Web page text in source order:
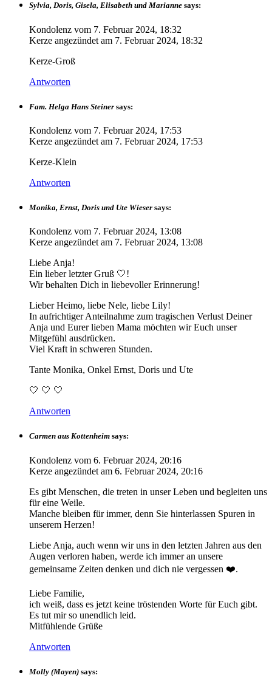
Sylvia, Doris, Gisela, Elisabeth und Marianne says:
Kondolenz vom 7. Februar 2024, 18:32
Kerze angezündet am 7. Februar 2024, 18:32
Kerze-Groß
Antworten
Fam. Helga Hans Steiner says:
Kondolenz vom 7. Februar 2024, 17:53
Kerze angezündet am 7. Februar 2024, 17:53
Kerze-Klein
Antworten
Monika, Ernst, Doris und Ute Wieser says:
Kondolenz vom 7. Februar 2024, 13:08
Kerze angezündet am 7. Februar 2024, 13:08
Liebe Anja!
Ein lieber letzter Gruß 🤍!
Wir behalten Dich in liebevoller Erinnerung!
Lieber Heimo, liebe Nele, liebe Lily!
In aufrichtiger Anteilnahme zum tragischen Verlust Deiner
Anja und Eurer lieben Mama möchten wir Euch unser
Mitgefühl ausdrücken.
Viel Kraft in schweren Stunden.
Tante Monika, Onkel Ernst, Doris und Ute
🤍 🤍 🤍
Antworten
Carmen aus Kottenheim says:
Kondolenz vom 6. Februar 2024, 20:16
Kerze angezündet am 6. Februar 2024, 20:16
Es gibt Menschen, die treten in unser Leben und begleiten uns
für eine Weile.
Manche bleiben für immer, denn Sie hinterlassen Spuren in
unserem Herzen!
Liebe Anja, auch wenn wir uns in den letzten Jahren aus den
Augen verloren haben, werde ich immer an unsere
gemeinsame Zeiten denken und dich nie vergessen ❤️.
Liebe Familie,
ich weiß, dass es jetzt keine tröstenden Worte für Euch gibt.
Es tut mir so unendlich leid.
Mitfühlende Grüße
Antworten
Molly (Mayen) says: